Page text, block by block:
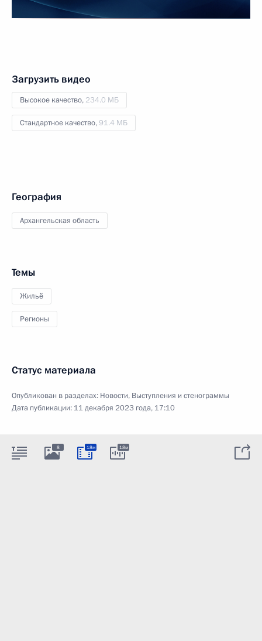
Загрузить видео
Высокое качество, 234.0 МБ
Стандартное качество,91.4 МБ
География
Архангельская область
Темы
Жильё
Регионы
Статус материала
Опубликован в разделах: Новости, Выступления и стенограммы
Дата публикации: 11 декабря 2023 года, 17:10
8 18м 18м